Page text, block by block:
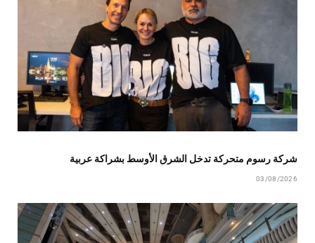
شركة رسوم متحركة تدخل الشرق الأوسط بشراكة عربية
03/08/2026